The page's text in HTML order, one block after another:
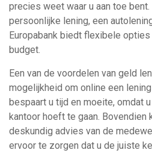
precies weet waar u aan toe
persoonlijke lening, een
Europabank biedt flexibele
budget.
Een van de voordelen van geld
mogelijkheid om online een
bespaart u tijd en moeite, omdat
kantoor hoeft te gaan. Bovendien
deskundig advies van de
ervoor te zorgen dat u de juiste